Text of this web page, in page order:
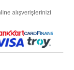
alışverişlerinizi